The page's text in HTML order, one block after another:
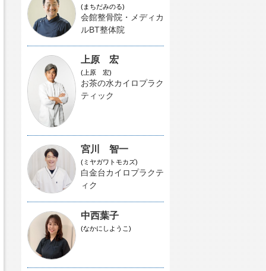
(まちだみのる)
会館整骨院・メディカ
ルBT整体院
上原 宏
(上原 宏)
お茶の水カイロプラク
ティック
宮川 智一
(ミヤガワトモカズ)
白金台カイロプラクテ
ィク
中西葉子
(なかにしようこ)